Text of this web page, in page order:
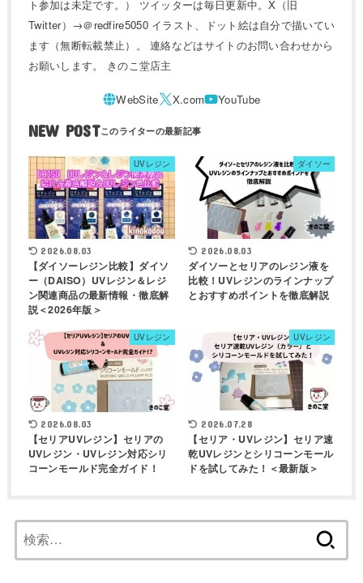
ト参加は未定です。） ツイッターは毎日更新中。X（旧
Twitter）→＠redfire5050 イラスト、ドット絵は自分で描いてい
ます（無断転載禁止）。 連絡などはサイトのお問い合わせから
お願いします。 きのこ堂店主
NEW POST
UVレジン
2026.08.03
【ダイソーレジン比較】ダイソ
ー（DAISO）UVレジン＆レジ
ン関連商品の最新情報・徹底解
説＜2026年版＞
ダイソー
2026.08.03
ダイソーとセリアのレジン液を
比較！UVレジンのラインナップ
とおすすめポイントを徹底解説
UVレジン
2026.08.03
【セリアUVレジン】セリアの
UVレジン・UVレジン対応シリ
コーンモールド完全ガイド！
UVレジン
2026.07.28
【セリア・UVレジン】セリア速
乾UVレジンとシリコーンモール
ドを試してみた！＜最新版＞
索: